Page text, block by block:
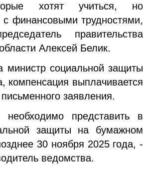
хотят учиться, но
с финансовыми трудностями,
правительства
Алексей Белик.
министр социальной защиты
компенсация выплачивается
заявления.
представить в
защиты на бумажном
30 ноября 2025 года, -
ведомства.